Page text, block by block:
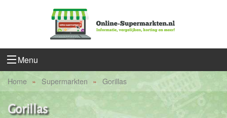
Menu
Home Supermarkten Gorillas
Gorillas